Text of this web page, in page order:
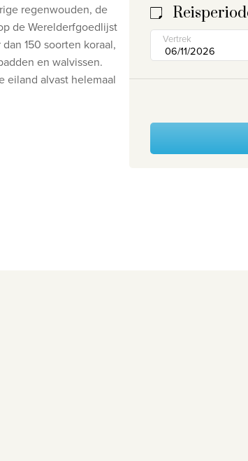
regenwouden, de
de Werelderfgoedlijst
150 soorten koraal,
en walvissen.
eiland alvast helemaal
Vertrek